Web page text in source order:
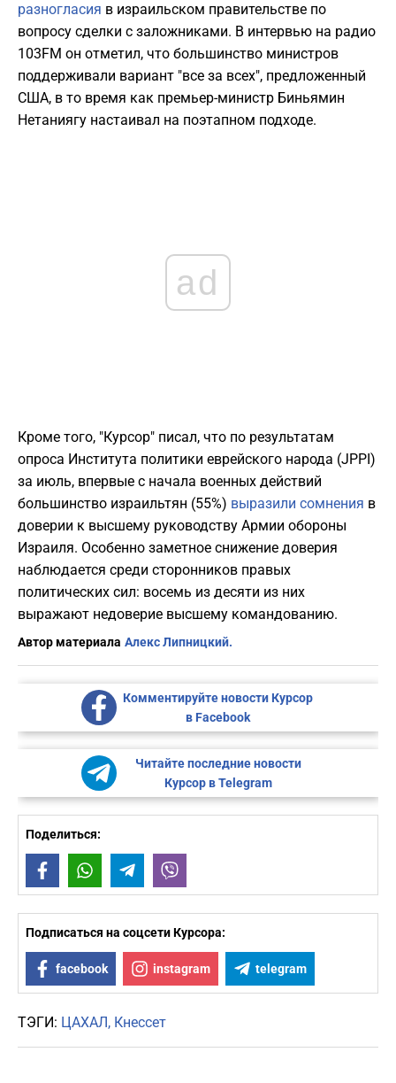
разногласия в израильском правительстве по
вопросу сделки с заложниками. В интервью на радио
103FM он отметил, что большинство министров
поддерживали вариант "все за всех", предложенный
США, в то время как премьер-министр Биньямин
Нетаниягу настаивал на поэтапном подходе.
ad
Кроме того, "Курсор" писал, что по результатам
опроса Института политики еврейского народа (JPPI)
за июль, впервые с начала военных действий
большинство израильтян (55%) выразили сомнения в
доверии к высшему руководству Армии обороны
Израиля. Особенно заметное снижение доверия
наблюдается среди сторонников правых
политических сил: восемь из десяти из них
выражают недоверие высшему командованию.
Автор материала Алекс Липницкий.
Комментируйте новости Курсор
в Facebook
Читайте последние новости
Курсор в Telegram
Поделиться:
FacebookWhatsAppTelegram
Подписаться на соцсети Курсора:
facebook instagram telegram
ТЭГИ: ЦАХАЛ Кнессет